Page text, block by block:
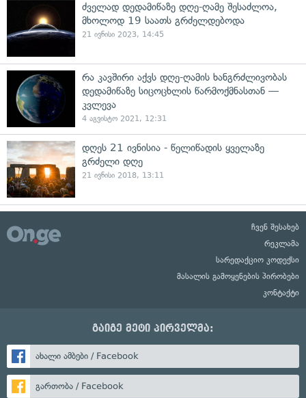
ძველად დედამიწაზე დღე-ღამე შესაძლოა,
მხოლოდ 19 საათს გრძელდებოდა
21 ივნისი 2023, 14:45
რა კავშირი აქვს დღე-ღამის ხანგრძლივობას
დედამიწაზე სიცოცხლის წარმოქმნასთან —
კვლევა
4 აგვისტო 2021, 12:31
დღეს 21 ივნისია - წელიწადის ყველაზე
გრძელი დღე
21 ივნისი 2018, 13:11
ჩვენ შესახებ
რეკლამა
სარედაქციო კოდექსი
მასალის გამოყენების პირობები
კონტაქტი
გაიგე მეტი პირველმა:
ახალი ამბები / Facebook
გართობა / Facebook